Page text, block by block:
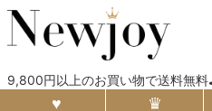
9,800円以上のお買い物で送料無料